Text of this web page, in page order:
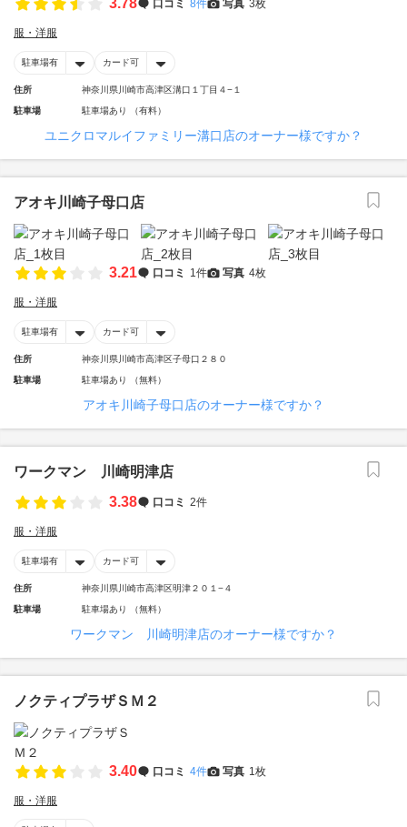
3.78 口コミ 8件 写真 3枚
服・洋服
駐車場有 カード可
住所 神奈川県川崎市高津区溝口１丁目４−１
駐車場 駐車場あり （有料）
ユニクロマルイファミリー溝口店のオーナー様ですか？
アオキ川崎子母口店
3.21 口コミ 1件 写真 4枚
服・洋服
駐車場有 カード可
住所 神奈川県川崎市高津区子母口２８０
駐車場 駐車場あり （無料）
アオキ川崎子母口店のオーナー様ですか？
ワークマン 川崎明津店
3.38
口コミ 2件
服・洋服
駐車場有 カード可
住所 神奈川県川崎市高津区明津２０１−４
駐車場 駐車場あり （無料）
ワークマン 川崎明津店のオーナー様ですか？
ノクティプラザＳＭ２
3.40 口コミ 4件 写真 1枚
服・洋服